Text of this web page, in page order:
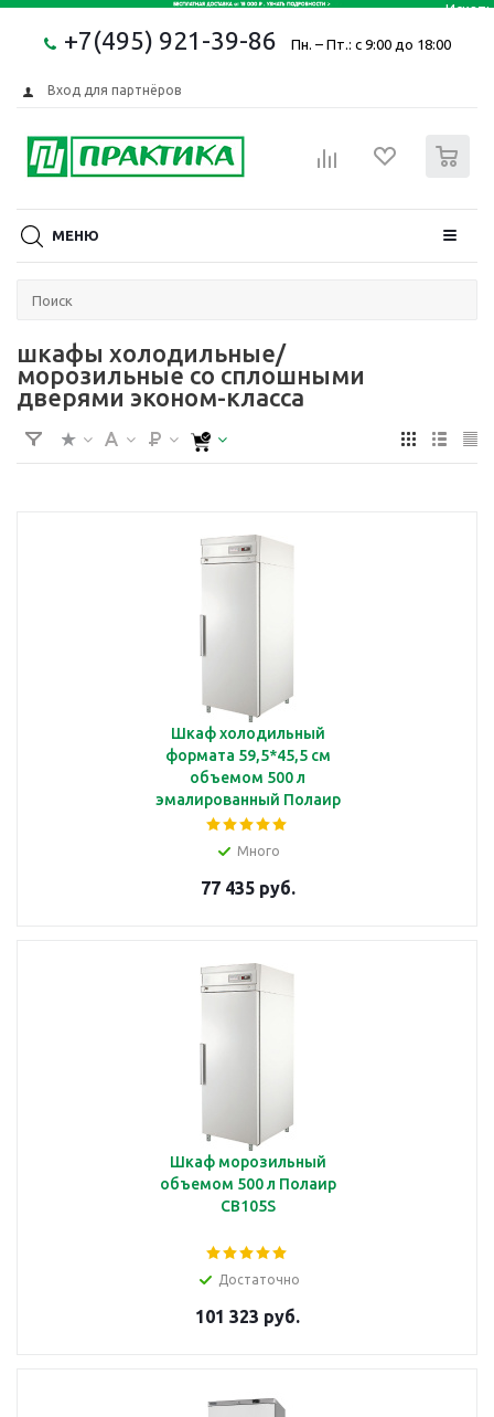
+7(495) 921-39-86 Пн. – Пт.: с 9:00 до 18:00
Вход для партнёров
МЕНЮ
шкафы холодильные/
морозильные со сплошными
дверями эконом-класса
Шкаф холодильный
формата 59,5*45,5 см
объемом 500 л
эмалированный Полаир
CM105S
Много
77 435 руб.
Шкаф морозильный
объемом 500 л Полаир
CB105S
Достаточно
101 323 руб.